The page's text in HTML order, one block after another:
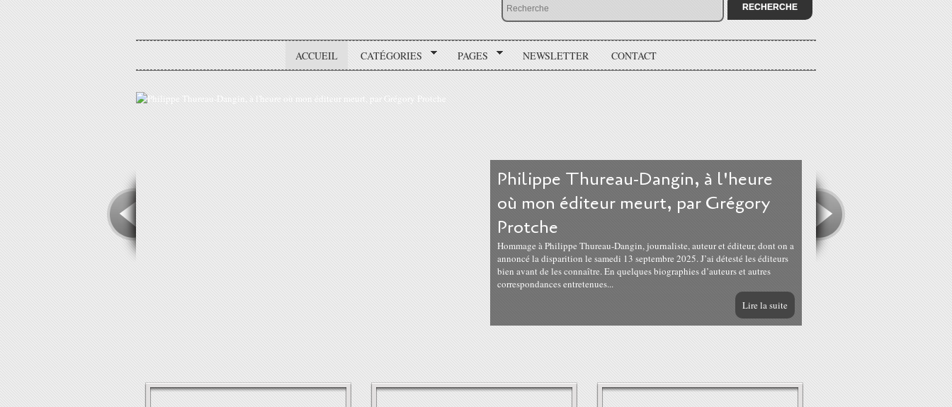
ACCUEIL CATÉGORIES PAGES NEWSLETTER CONTACT
Philippe Thureau-Dangin, à l'heure
où mon éditeur meurt, par Grégory
Protche
Hommage à Philippe Thureau-Dangin, journaliste, auteur et éditeur, dont on a
annoncé la disparition le samedi 13 septembre 2025. J’ai détesté les éditeurs
bien avant de les connaître. En quelques biographies d’auteurs et autres
correspondances entretenues...
Lire la suite